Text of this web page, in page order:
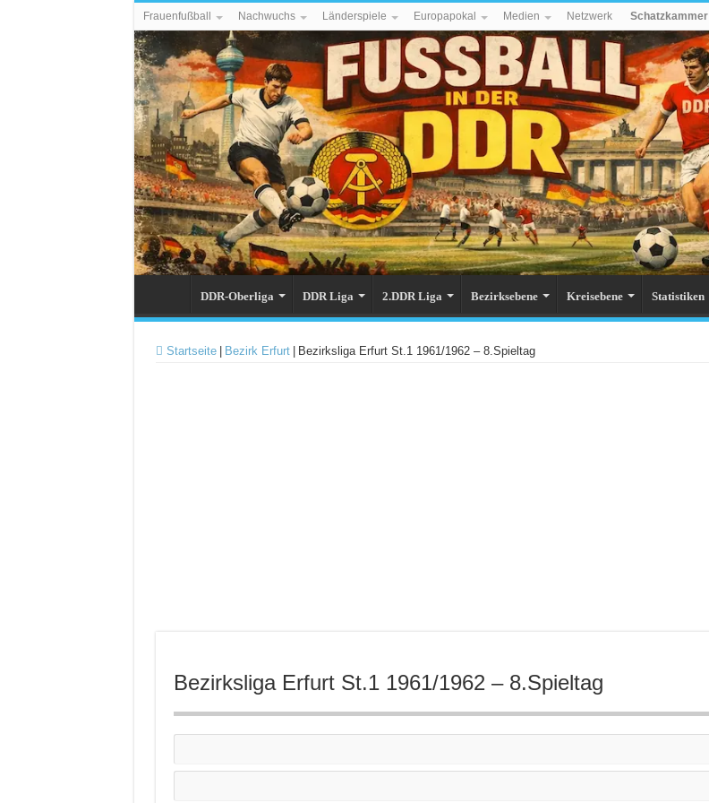
Frauenfußball Nachwuchs Länderspiele Europapokal Medien Netzwerk Schatzkammer
DDR-Oberliga DDR Liga 2.DDR Liga Bezirksebene Kreisebene Statistiken
Startseite Bezirk Erfurt Bezirksliga Erfurt St.1 1961/1962 – 8.Spieltag
Bezirksliga Erfurt St.1 1961/1962 – 8.Spieltag